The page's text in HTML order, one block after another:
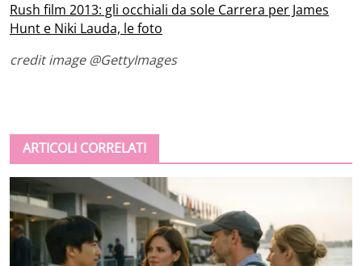
Rush film 2013: gli occhiali da sole Carrera per James
Hunt e Niki Lauda, le foto
credit image @GettyImages
ARTICOLI CORRELATI